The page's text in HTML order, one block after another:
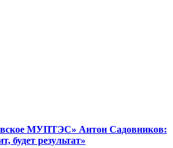
МУПТЭС» Антон Садовников:
будет результат»